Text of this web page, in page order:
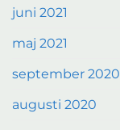
juni 2021
maj 2021
september 2020
augusti 2020